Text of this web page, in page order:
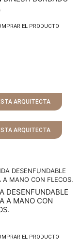
EL PRODUCTO
ARQUITECTA
ARQUITECTA
DESENFUNDABLE
A MANO CON
EL PRODUCTO